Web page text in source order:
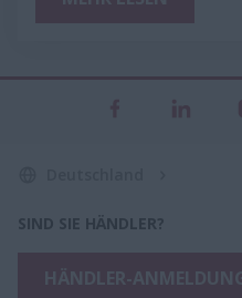
SIND SIE HÄNDLER?